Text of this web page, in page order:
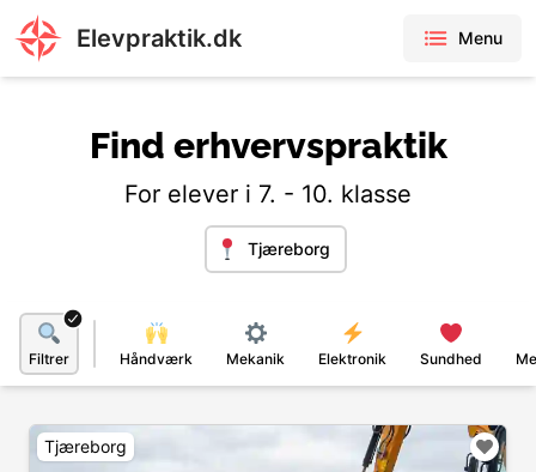
Elevpraktik.dk Menu
Find erhvervspraktik
For elever i 7. - 10. klasse
Tjæreborg
Filtrer Håndværk Mekanik Elektronik Sundhed
Tjæreborg